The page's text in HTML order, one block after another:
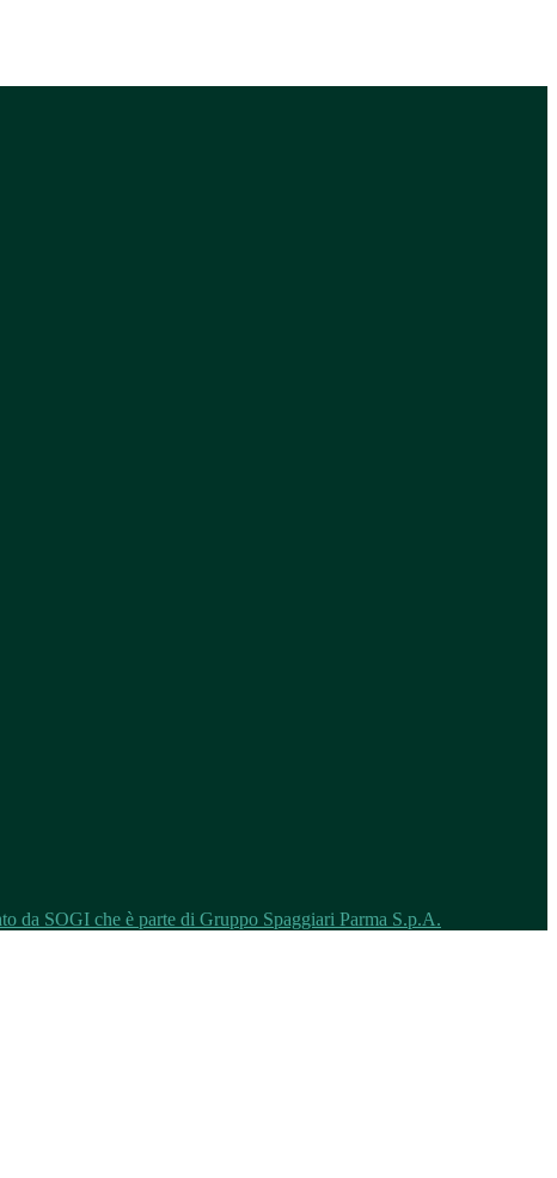
da SOGI che è parte di Gruppo Spaggiari Parma S.p.A.